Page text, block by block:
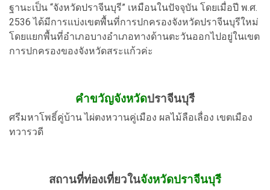
ฐานะเป็น “จังหวัดปราจีนบุรี” เหมือนในปัจจุบัน โดยเมื่อปี พ.ศ.
2536 ได้มีการแบ่งเขตพื้นที่การปกครองจังหวัดปราจีนบุรีใหม่
โดยแยกพื้นที่อำเภอบางอำเภอทางด้านตะวันออกไปอยู่ในเขต
การปกครองของจังหวัดสระแก้วค่ะ
คำขวัญจังหวัดปราจีนบุรี
ศรีมหาโพธิ์คู่บ้าน ไผ่ตงหวานคู่เมือง ผลไม้ลือเลื่อง เขตเมือง
ทวารวดี
สถานที่ท่องเที่ยวในจังหวัดปราจีนบุรี